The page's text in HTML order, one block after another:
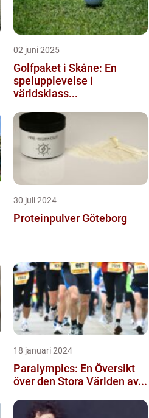
02 juni 2025
Golfpaket i Skåne: En
spelupplevelse i
världsklass...
30 juli 2024
Proteinpulver Göteborg
18 januari 2024
Paralympics: En Översikt
över den Stora Världen av...